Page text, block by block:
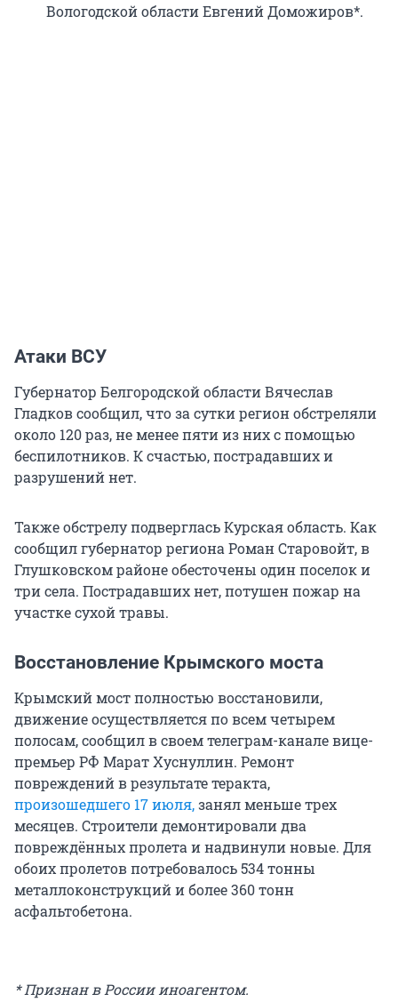
Вологодской области Евгений Доможиров*.
Атаки ВСУ
Губернатор Белгородской области Вячеслав
Гладков сообщил, что за сутки регион обстреляли
около 120 раз, не менее пяти из них с помощью
беспилотников. К счастью, пострадавших и
разрушений нет.
Также обстрелу подверглась Курская область. Как
сообщил губернатор региона Роман Старовойт, в
Глушковском районе обесточены один поселок и
три села. Пострадавших нет, потушен пожар на
участке сухой травы.
Восстановление Крымского моста
Крымский мост полностью восстановили,
движение осуществляется по всем четырем
полосам, сообщил в своем телеграм-канале вице-
премьер РФ Марат Хуснуллин. Ремонт
повреждений в результате теракта,
произошедшего 17 июля,занял меньше трех
месяцев. Строители демонтировали два
повреждённых пролета и надвинули новые. Для
обоих пролетов потребовалось 534 тонны
металлоконструкций и более 360 тонн
асфальтобетона.
* Признан в России иноагентом.